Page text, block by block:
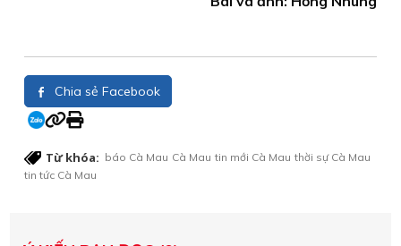
Chia sẻ Facebook
Từ khóa: báo Cà Mau Cà Mau tin mới Cà Mau thời sự Cà Mau
tin tức Cà Mau